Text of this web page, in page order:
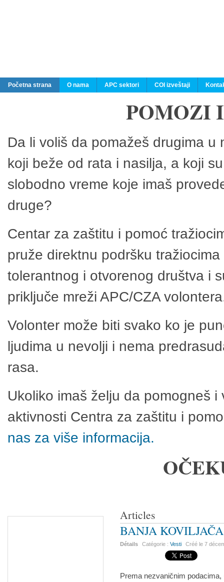
Početna strana O nama APC sektori COI izveštaji
POMOZI
Da li voliš da pomažeš drugima
koji beže od rata i nasilja, a koji
slobodno vreme koje imaš
druge?
Centar za zaštitu i pomoć
pruže direktnu podršku
tolerantnog i otvorenog društva i
priključe mreži APC/CZA
Volonter može biti svako ko je
ljudima u nevolji i nema
rasa.
Ukoliko imaš želju da pomogneš
aktivnosti Centra za zaštitu i
nas za više informacija.
Articles
BANJA
Détails Catégorie :Vesti Créé le7
Prema nezvaničnim